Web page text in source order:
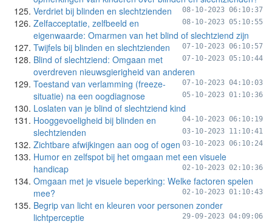
08-10-2023 06:10:37
Verdriet bij blinden en slechtzienden
08-10-2023 05:10:55
Zelfacceptatie, zelfbeeld en
eigenwaarde: Omarmen van het blind of slechtziend zijn
07-10-2023 06:10:57
Twijfels bij blinden en slechtzienden
07-10-2023 05:10:44
Blind of slechtziend: Omgaan met
overdreven nieuwsgierigheid van anderen
07-10-2023 04:10:03
Toestand van verlamming (freeze-
situatie) na een oogdiagnose
05-10-2023 01:10:36
Loslaten van je blind of slechtziend kind
04-10-2023 06:10:19
Hooggevoeligheid bij blinden en
slechtzienden
03-10-2023 11:10:41
Zichtbare afwijkingen aan oog of ogen 03-10-2023 06:10:24
Humor en zelfspot bij het omgaan met een visuele
handicap
02-10-2023 02:10:36
Omgaan met je visuele beperking: Welke factoren spelen
mee?
02-10-2023 01:10:43
Begrip van licht en kleuren voor personen zonder
lichtperceptie
29-09-2023 04:09:06